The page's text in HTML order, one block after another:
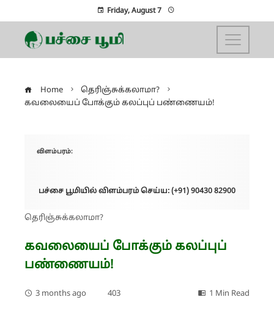
Friday, August 7
Home
தெரிஞ்சுக்கலாமா?
கவலையைப் போக்கும் கலப்புப் பண்ணையம்!
விளம்பரம்:
பச்சை பூமியில் விளம்பரம் செய்ய: (+91) 90430 82900
தெரிஞ்சுக்கலாமா?
கவலையைப் போக்கும் கலப்புப்
பண்ணையம்!
3 months ago 403 1 Min Read